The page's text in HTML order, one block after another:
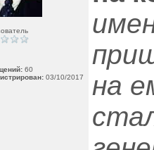
60
03/10/2017
на